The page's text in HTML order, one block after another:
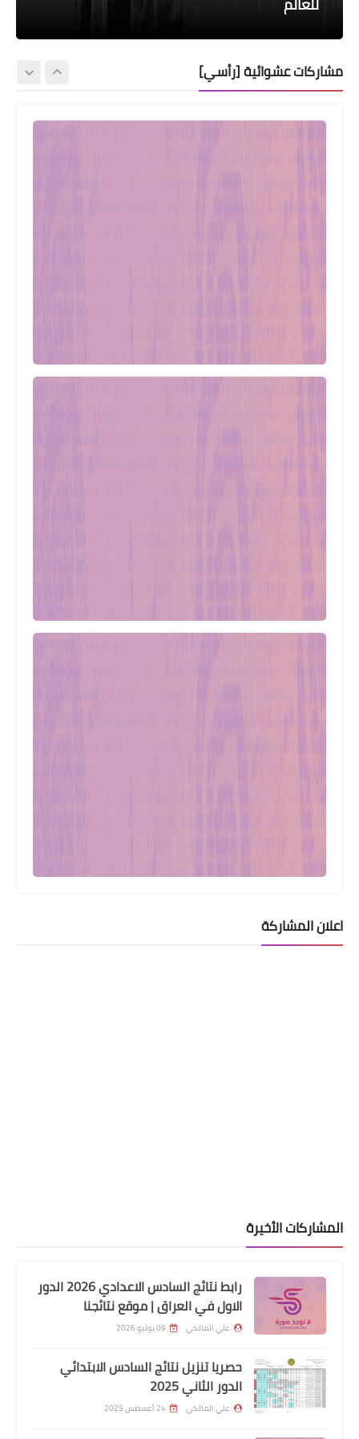
مشاركات عشوائية [رأسي]
‏سوفت ‏ستار ‏نت ‏
اعلان المشاركة
المشاركات الأخيرة
رابط نتائج السادس الاعدادي 2026 الدور
الاول في العراق | موقع نتائجنا
علي المالكي 09 يوليو 2026
حصريا تنزيل نتائج السادس الابتدائي
الدور الثاني 2025
علي المالكي 24 أغسطس 2025